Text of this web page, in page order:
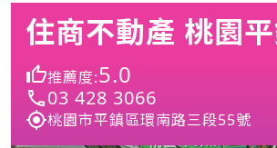
住商不動產 桃園
推薦度:5.0
03 428 3066
桃園市平鎮區環南路三段55號